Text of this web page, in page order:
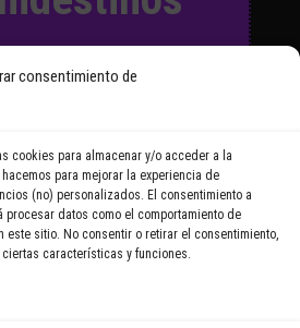
consentimiento de
cookies para almacenar y/o acceder a la
para mejorar la experiencia de
(no) personalizados. El consentimiento a
datos como el comportamiento de
este sitio. No consentir o retirar el consentimiento,
características y funciones.
regularmente las
y reportajes que